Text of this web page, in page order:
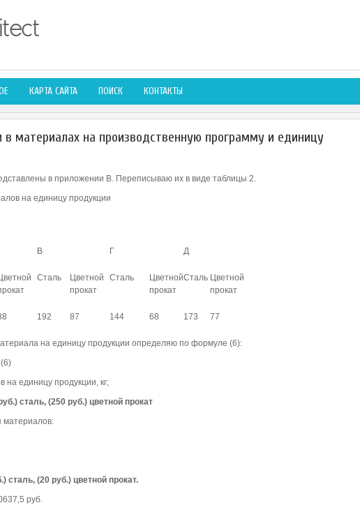
КАРТА САЙТА ПОИСК КОНТАКТЫ
в материалах на производственную программу и единицу
в приложении В. Переписываю их в виде таблицы 2.
на единицу продукции
В Г Д
Сталь
Цветной
прокат
Сталь
Цветной
прокат
Сталь Цветной
прокат
192 87 144 68 173 77
на единицу продукции определяю по формуле (6):
на единицу продукции, кг;
сталь, (250 руб.) цветной прокат
материалов:
сталь, (20 руб.) цветной прокат.
руб.